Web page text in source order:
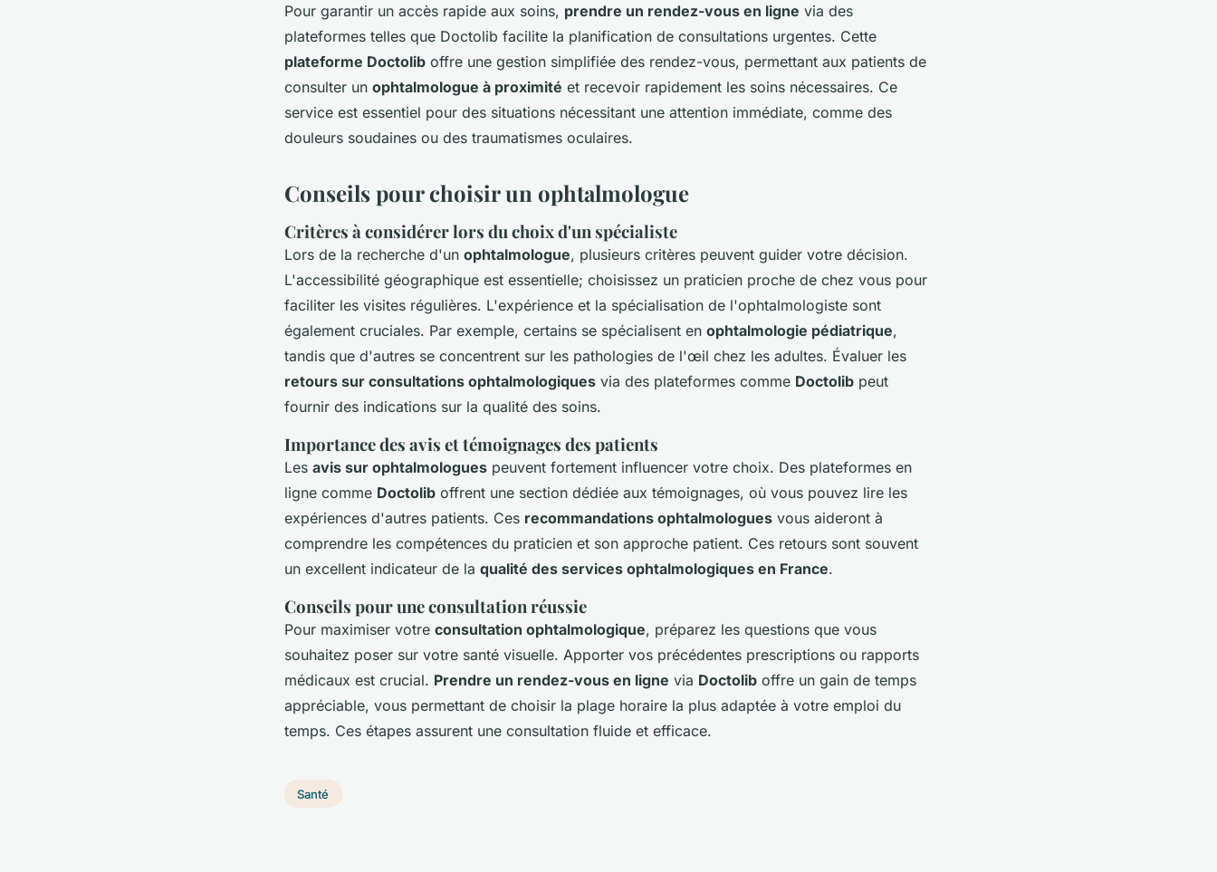
Pour garantir un accès rapide aux soins, prendre un rendez-vous en ligne via des
plateformes telles que Doctolib facilite la planification de consultations urgentes. Cette
plateforme Doctolib offre une gestion simplifiée des rendez-vous, permettant aux patients de
consulter un ophtalmologue à proximité et recevoir rapidement les soins nécessaires. Ce
service est essentiel pour des situations nécessitant une attention immédiate, comme des
douleurs soudaines ou des traumatismes oculaires.
Conseils pour choisir un ophtalmologue
Critères à considérer lors du choix d'un spécialiste
Lors de la recherche d'un ophtalmologue, plusieurs critères peuvent guider votre décision.
L'accessibilité géographique est essentielle; choisissez un praticien proche de chez vous pour
faciliter les visites régulières. L'expérience et la spécialisation de l'ophtalmologiste sont
également cruciales. Par exemple, certains se spécialisent en ophtalmologie pédiatrique,
tandis que d'autres se concentrent sur les pathologies de l'œil chez les adultes. Évaluer les
retours sur consultations ophtalmologiques via des plateformes comme Doctolib peut
fournir des indications sur la qualité des soins.
Importance des avis et témoignages des patients
Les avis sur ophtalmologues peuvent fortement influencer votre choix. Des plateformes en
ligne comme Doctolib offrent une section dédiée aux témoignages, où vous pouvez lire les
expériences d'autres patients. Ces recommandations ophtalmologues vous aideront à
comprendre les compétences du praticien et son approche patient. Ces retours sont souvent
un excellent indicateur de la qualité des services ophtalmologiques en France.
Conseils pour une consultation réussie
Pour maximiser votre consultation ophtalmologique, préparez les questions que vous
souhaitez poser sur votre santé visuelle. Apporter vos précédentes prescriptions ou rapports
médicaux est crucial. Prendre un rendez-vous en ligne via Doctolib offre un gain de temps
appréciable, vous permettant de choisir la plage horaire la plus adaptée à votre emploi du
temps. Ces étapes assurent une consultation fluide et efficace.
Santé